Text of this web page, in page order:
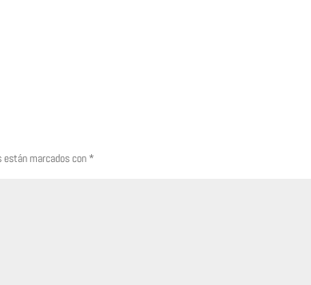
están marcados con *